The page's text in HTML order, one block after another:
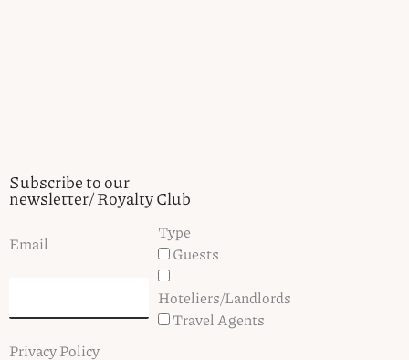
Subscribe to our
newsletter/ Royalty Club
Email
Type
Guests
Hoteliers/Landlords
Travel Agents
Privacy Policy